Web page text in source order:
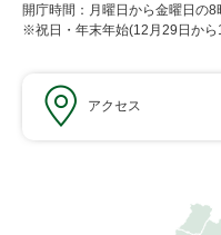
開庁時間：月曜日から金曜日の
※祝日・年末年始(12月29日から
アクセス